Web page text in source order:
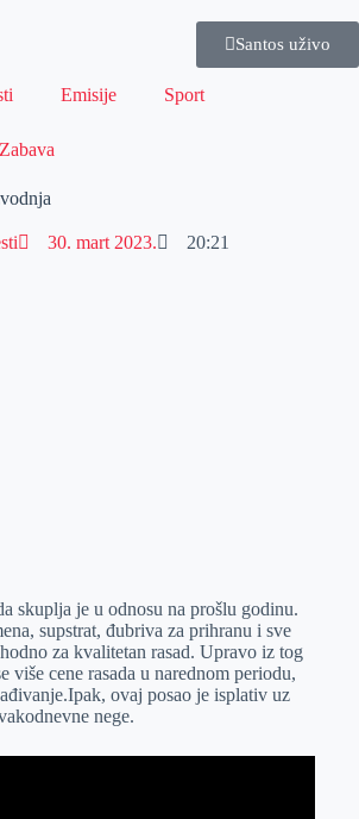
Santos uživo
Emisije Sport
Zabava
30. mart 2023. 20:21
skuplja je u odnosu na prošlu godinu.
supstrat, đubriva za prihranu i sve
za kvalitetan rasad. Upravo iz tog
više cene rasada u narednom periodu,
ovaj posao je isplativ uz
nege.